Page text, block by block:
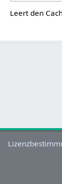
Leert den